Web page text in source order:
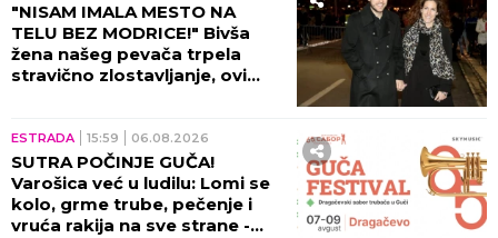
"NISAM IMALA MESTO NA
TELU BEZ MODRICE!" Bivša
žena našeg pevača trpela
stravično zlostavljanje, ovi
ESTRADA 15:59 06.08.2026
SUTRA POČINJE GUČA!
Varošica već u ludilu: Lomi se
kolo, grme trube, pečenje i
vruća rakija na sve strane -